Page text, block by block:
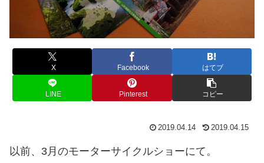
X Facebook はてブ
LINE Pinterest コピー
2019.04.14 2019.04.15
以前、3月のモーターサイクルショーにて。